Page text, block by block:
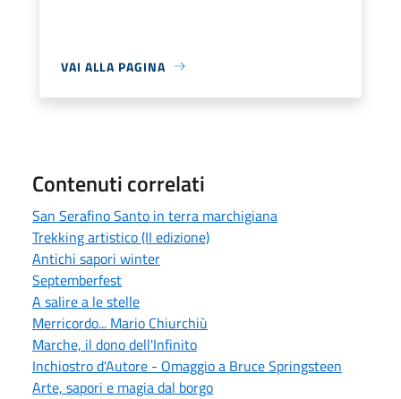
VAI ALLA PAGINA
Contenuti correlati
San Serafino Santo in terra marchigiana
Trekking artistico (II edizione)
Antichi sapori winter
Septemberfest
A salire a le stelle
Merricordo... Mario Chiurchiù
Marche, il dono dell'Infinito
Inchiostro d'Autore - Omaggio a Bruce Springsteen
Arte, sapori e magia dal borgo